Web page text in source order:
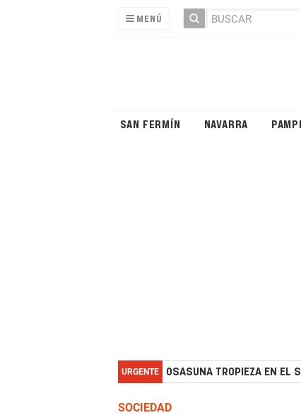
MENÚ
SAN FERMÍN NAVARRA
URGENTE OSASUNA TROPIEZA EN EL
SOCIEDAD